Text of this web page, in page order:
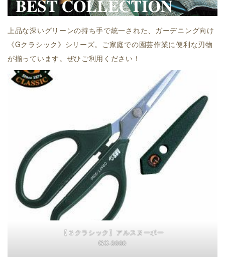
上品な深いグリーンの持ち手で統一された、ガーデニング向け
《Gクラシック》シリーズ。ご家庭での園芸作業に便利な刃物
が揃っています。ぜひご利用ください！
【Ｇクラシック】アルスヌーボー
GC-3000